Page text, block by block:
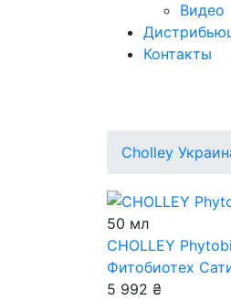
Видео
Контакты
Cholley
50 мл
CHOLLEY
Фитобиотех
5 992 ₴